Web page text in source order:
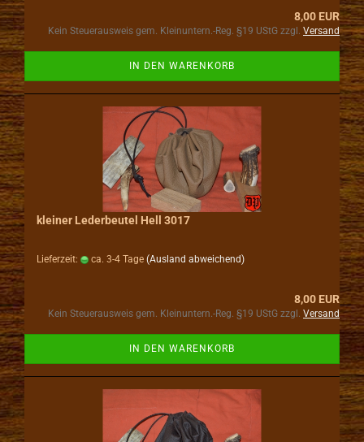
8,00 EUR
Kein Steuerausweis gem. Kleinuntern.-Reg. §19 UStG zzgl. Versand
IN DEN WARENKORB
kleiner Lederbeutel Hell 3017
Lieferzeit: ca. 3-4 Tage (Ausland abweichend)
8,00 EUR
Kein Steuerausweis gem. Kleinuntern.-Reg. §19 UStG zzgl. Versand
IN DEN WARENKORB